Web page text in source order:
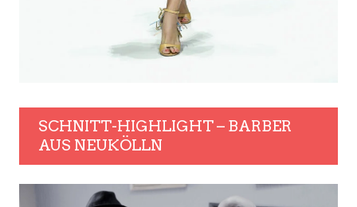
SCHNITT-HIGHLIGHT – BARBER
AUS NEUKÖLLN